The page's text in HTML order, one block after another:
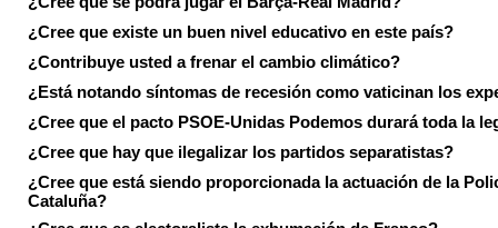
¿Cree que existe un buen nivel educativo en este país?
¿Contribuye usted a frenar el cambio climático?
¿Está notando síntomas de recesión como vaticinan los
¿Cree que el pacto PSOE-Unidas Podemos durará toda la
¿Cree que hay que ilegalizar los partidos separatistas?
¿Cree que está siendo proporcionada la actuación de la
Cataluña?